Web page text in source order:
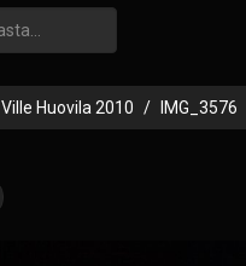
Ville Huovila 2010 IMG_3576